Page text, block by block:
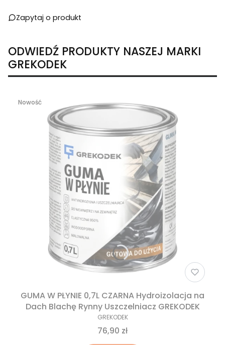
Zapytaj o produkt
ODWIEDŹ PRODUKTY NASZEJ MARKI
GREKODEK
Nowość
GUMA W PŁYNIE 0,7L CZARNA Hydroizolacja na
Dach Blachę Rynny Uszczelniacz GREKODEK
GREKODEK
76,90 zł